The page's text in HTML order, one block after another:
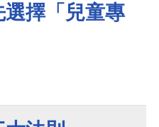
擇「兒童專